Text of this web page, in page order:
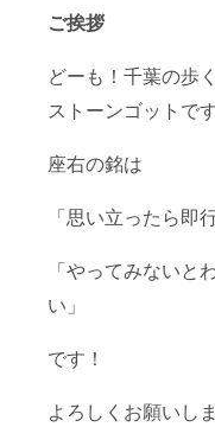
ご挨拶
どーも！千葉の歩
ストーンゴットで
座右の銘は
「思い立ったら即
「やってみないと
い」
です！
よろしくお願いし